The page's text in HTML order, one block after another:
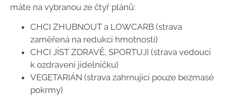
máte na vybranou ze čtyř plánů:
CHCI ZHUBNOUT a LOWCARB (strava
zaměřená na redukci hmotnosti)
CHCI JÍST ZDRAVĚ, SPORTUJI (strava vedoucí
k ozdravení jídelníčku)
VEGETARIÁN (strava zahrnující pouze bezmasé
pokrmy)